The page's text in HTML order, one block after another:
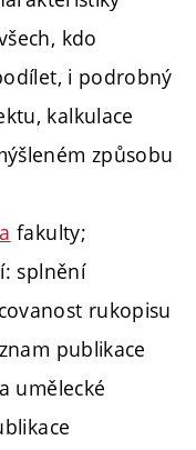
kdo
i podrobný
kalkulace
způsobu
fakulty;
splnění
rukopisu
publikace
umělecké